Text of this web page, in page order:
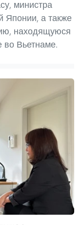
министра
Японии, а также
находящуюся
во Вьетнаме.